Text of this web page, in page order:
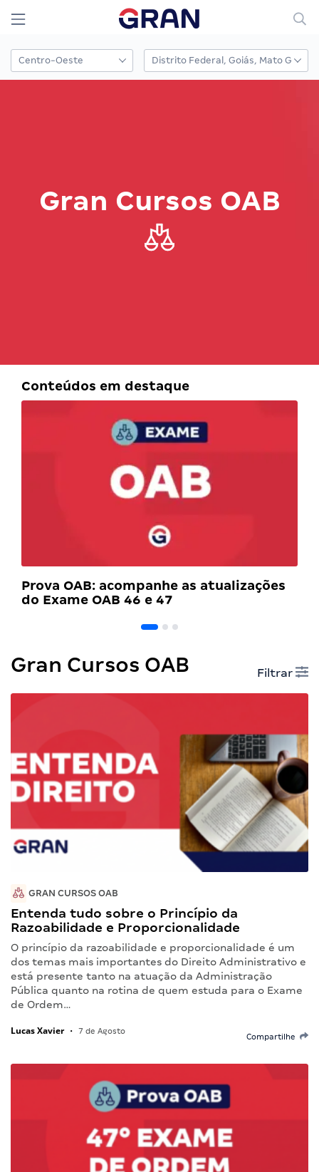
Gran Cursos OAB
Conteúdos em destaque
Prova OAB: acompanhe as atualizações
do Exame OAB 46 e 47
Gran Cursos OAB Filtrar
GRAN CURSOS OAB
Entenda tudo sobre o Princípio da
Razoabilidade e Proporcionalidade
O princípio da razoabilidade e proporcionalidade é um
dos temas mais importantes do Direito Administrativo e
está presente tanto na atuação da Administração
Pública quanto na rotina de quem estuda para o Exame
de Ordem…
Lucas Xavier • 7 de Agosto
Compartilhe